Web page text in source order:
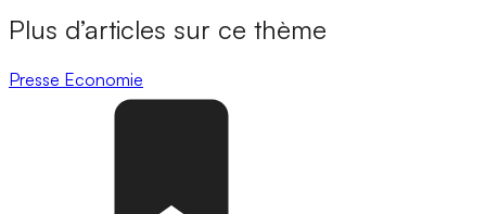
Plus d’articles sur ce thème
Presse Economie